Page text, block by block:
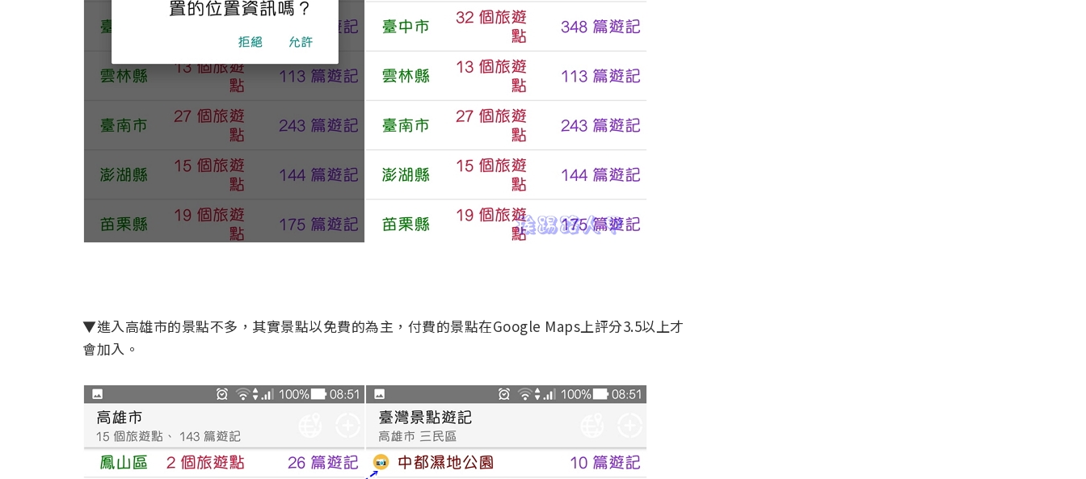
▼進入高雄市的景點不多，其實景點以免費的為主，付費的景點在Google Maps上評分3.5以上才
會加入。